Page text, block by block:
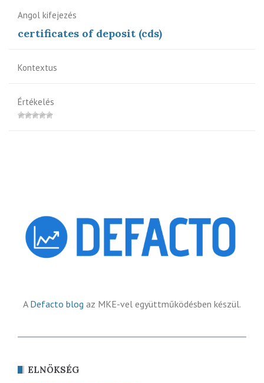
Angol kifejezés
certificates of deposit (cds)
Kontextus
Értékelés
A Defacto blog az MKE-vel együttműködésben készül.
ELNÖKSÉG